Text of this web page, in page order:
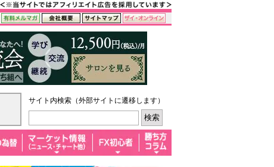
サイト内検索（外部サイトに遷移します）